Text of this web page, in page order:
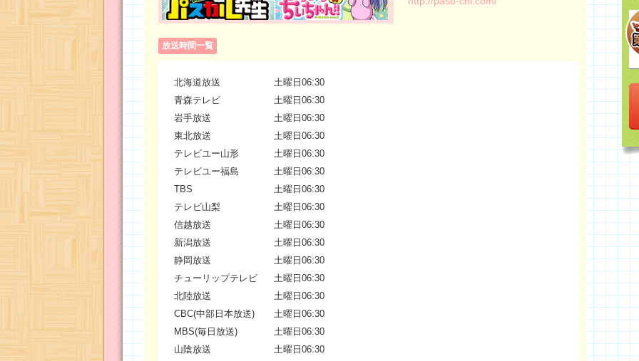
放送時間一覧
北海道放送
土曜日06:30
青森テレビ
土曜日06:30
岩手放送
土曜日06:30
東北放送
土曜日06:30
テレビユー山形
土曜日06:30
テレビユー福島
土曜日06:30
TBS
土曜日06:30
テレビ山梨
土曜日06:30
信越放送
土曜日06:30
新潟放送
土曜日06:30
静岡放送
土曜日06:30
チューリップテレビ
土曜日06:30
北陸放送
土曜日06:30
CBC(中部日本放送)
土曜日06:30
MBS(毎日放送)
土曜日06:30
山陰放送
土曜日06:30